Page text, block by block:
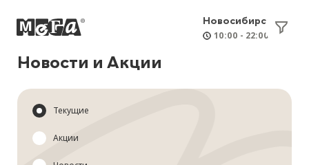
Новосибирск
10:00 - 22:00
Новости и Акции
Текущие
Акции